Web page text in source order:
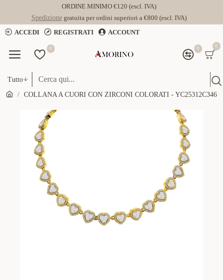
ORDINE MINIMO €120 (escl. IVA)
Spedizionegratuita per ordini superiori a €800 (escl. IVA)
ACCEDI
REGISTRATI ACCOUNT
0 0 0
Tutto
COLLANA A CUORI CON ZIRCONI COLORATI - YC25312C346